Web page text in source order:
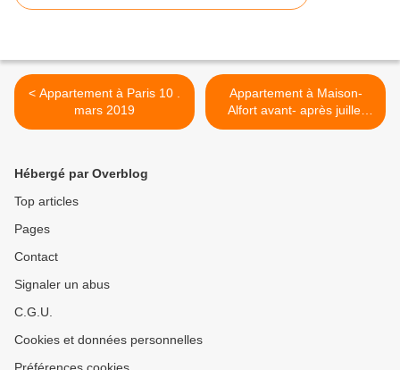
< Appartement à Paris 10 .
mars 2019
Appartement à Maison-
Alfort avant- après juillet
2019 >
Hébergé par Overblog
Top articles
Pages
Contact
Signaler un abus
C.G.U.
Cookies et données personnelles